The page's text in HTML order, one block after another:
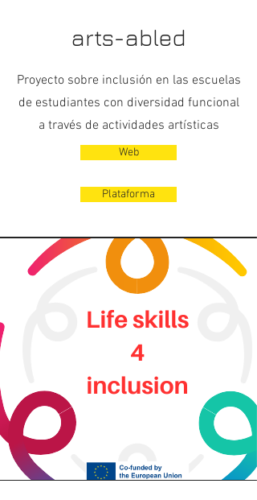
arts-abled
Proyecto sobre inclusión en las escuelas
de estudiantes con diversidad funcional
a través de actividades artísticas
Web
Plataforma